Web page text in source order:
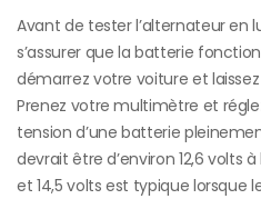
Avant de tester l’alternateur
s’assurer que la batterie
démarrez votre voiture et
Prenez votre multimètre et
tension d’une batterie
devrait être d’environ 12,6 volts
et 14,5 volts est typique lorsque